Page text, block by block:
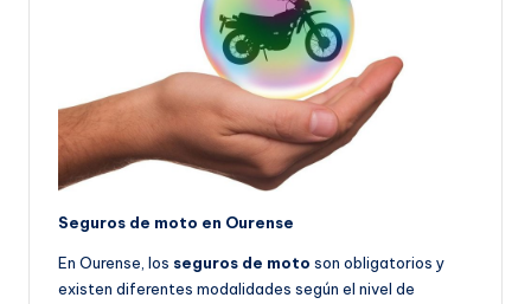
Seguros de moto en Ourense
En Ourense, los seguros de moto son obligatorios y
existen diferentes modalidades según el nivel de